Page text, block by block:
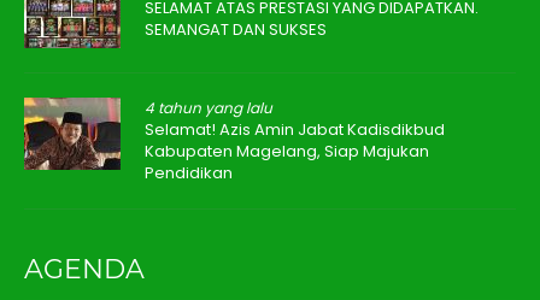
SELAMAT ATAS PRESTASI YANG DIDAPATKAN.
SEMANGAT DAN SUKSES
4 tahun yang lalu
Selamat! Azis Amin Jabat Kadisdikbud
Kabupaten Magelang, Siap Majukan
Pendidikan
AGENDA